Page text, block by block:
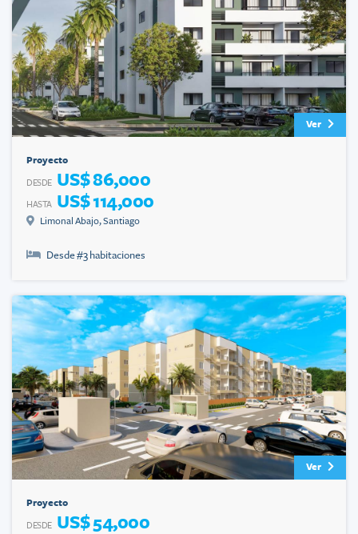
Ver
Proyecto
DESDE US$ 86,000
HASTA US$ 114,000
Limonal Abajo,Santiago
Desde #3 habitaciones
Ver
Proyecto
DESDE US$ 54,000